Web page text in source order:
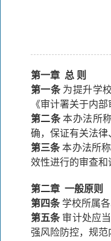
第一章 总 则
第一条 为提升学
《审计署关于内
第二条本办法所
确，保证有关法
第三条本办法所
效性进行的审查
第二章 一般原则
第四条 学校所属
第五条 审计处应
强风险防控，规范